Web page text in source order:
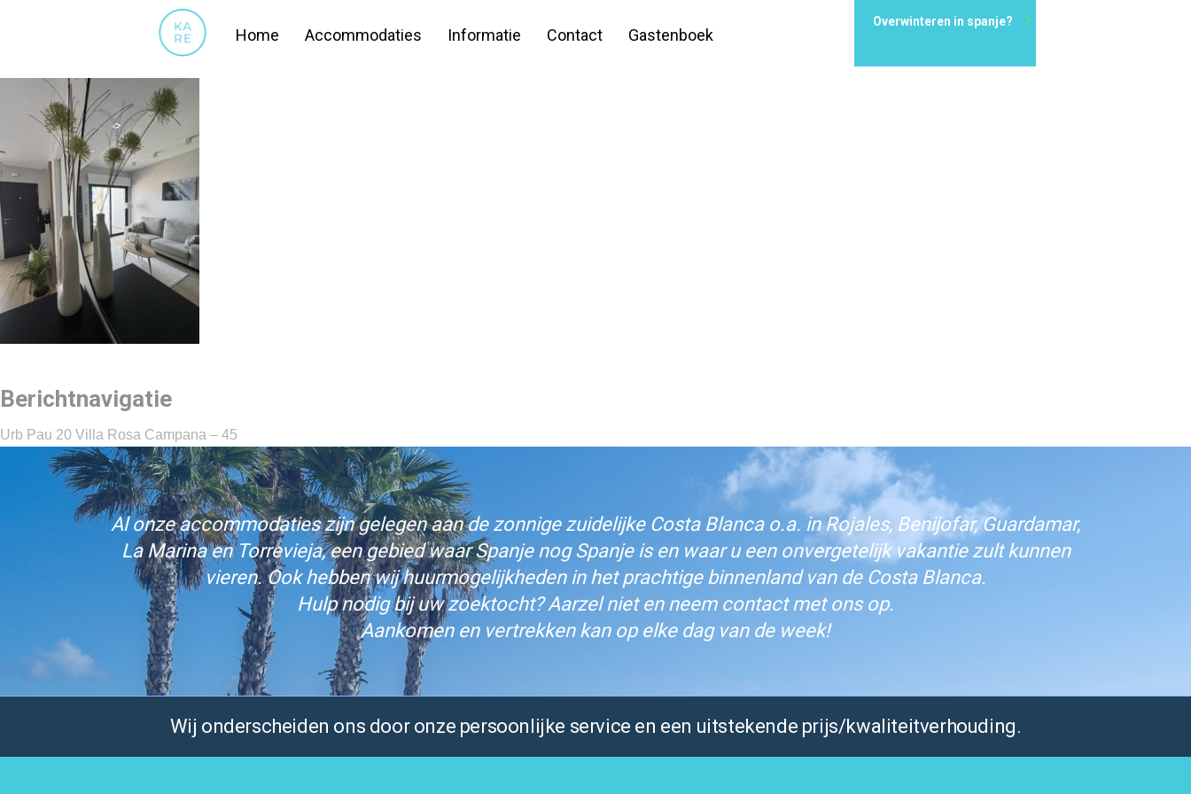
Home Accommodaties Informatie Contact Gastenboek
Overwinteren in spanje?
Berichtnavigatie
Urb Pau 20 Villa Rosa Campana – 45
Al onze accommodaties zijn gelegen aan de zonnige zuidelijke Costa Blanca o.a. in Rojales, Benijofar, Guardamar,
La Marina en Torrevieja, een gebied waar Spanje nog Spanje is en waar u een onvergetelijk vakantie zult kunnen
vieren. Ook hebben wij huurmogelijkheden in het prachtige binnenland van de Costa Blanca.
Hulp nodig bij uw zoektocht? Aarzel niet en neem contact met ons op.
Aankomen en vertrekken kan op elke dag van de week!
Wij onderscheiden ons door onze persoonlijke service en een uitstekende prijs/kwaliteitverhouding.